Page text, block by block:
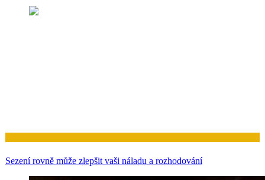
Sezení rovně může zlepšit vaši náladu a rozhodování